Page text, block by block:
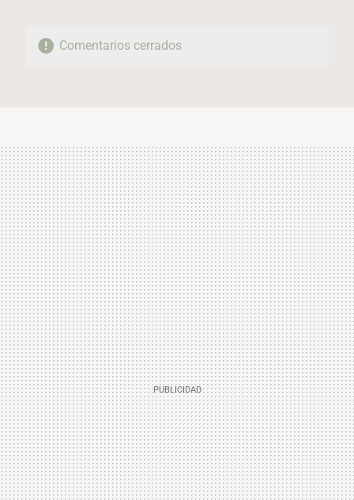
Comentarios cerrados